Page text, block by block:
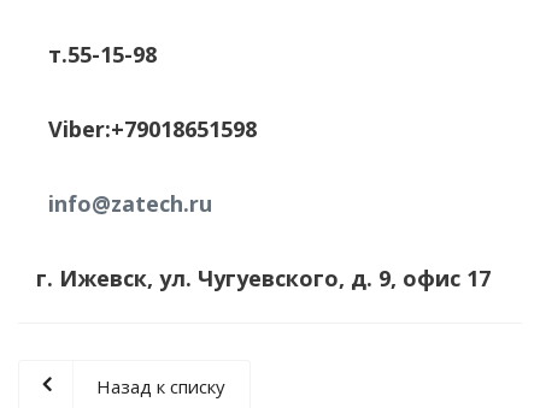
т.55-15-98
Viber:+79018651598
info@zatech.ru
г. Ижевск, ул. Чугуевского, д. 9, офис 17
Назад к списку